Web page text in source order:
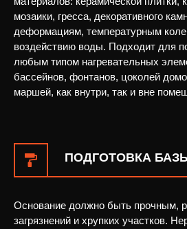
мозаики, гресса, декоративного
деформациям, температурным
воздействию воды. Подходит для
любым типом нагревательных
бассейнов, фонтанов, цоколей
маршей, как внутри, так и вне
ПОДГОТОВКА
Основание должно быть прочным,
загрязнений и хрупких участков.